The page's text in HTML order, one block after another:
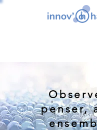
penser,